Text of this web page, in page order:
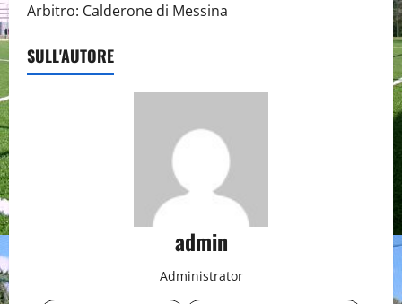
Arbitro: Calderone di Messina
SULL'AUTORE
admin
Administrator